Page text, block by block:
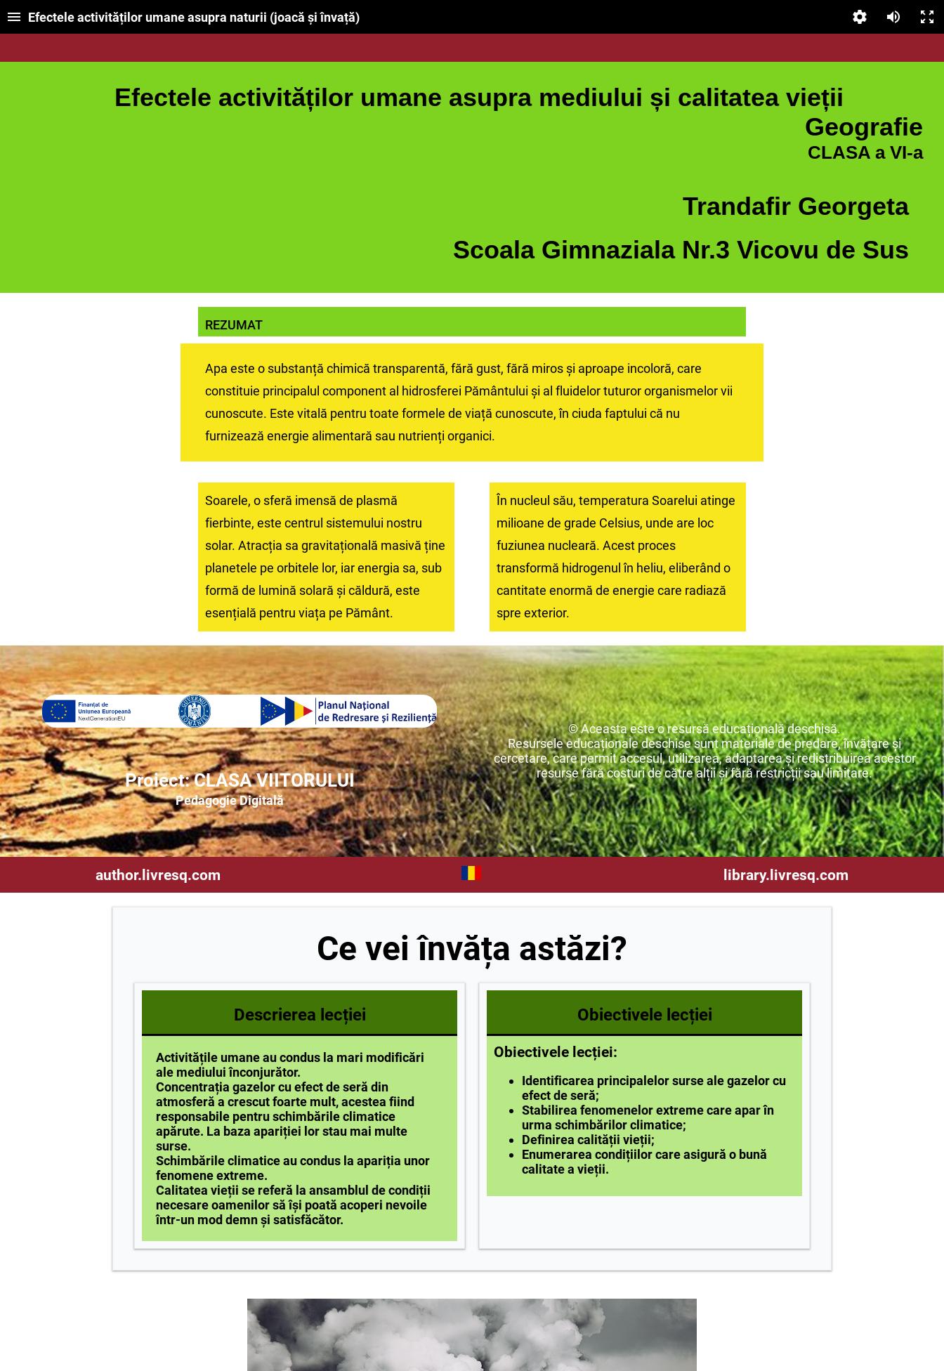
Efectele activităților umane asupra naturii (joacă și învață)
Efectele activităților umane asupra mediului și calitatea vieții
Geografie
CLASA a VI-a
Trandafir Georgeta
Scoala Gimnaziala Nr.3 Vicovu de Sus
REZUMAT
Apa este o substanță chimică transparentă, fără gust, fără miros și aproape incoloră, care
constituie principalul component al hidrosferei Pământului și al fluidelor tuturor organismelor vii
cunoscute. Este vitală pentru toate formele de viață cunoscute, în ciuda faptului că nu
furnizează energie alimentară sau nutrienți organici.
Soarele, o sferă imensă de plasmă
fierbinte, este centrul sistemului nostru
solar. Atracția sa gravitațională masivă ține
planetele pe orbitele lor, iar energia sa, sub
formă de lumină solară și căldură, este
esențială pentru viața pe Pământ.
În nucleul său, temperatura Soarelui atinge
milioane de grade Celsius, unde are loc
fuziunea nucleară. Acest proces
transformă hidrogenul în heliu, eliberând o
cantitate enormă de energie care radiază
spre exterior.
Proiect: CLASA VIITORULUI
Pedagogie Digitală
© Aceasta este o resursă educațională deschisă.
Resursele educaționale deschise sunt materiale de predare, învățare și
cercetare, care permit accesul, utilizarea, adaptarea și redistribuirea acestor
resurse fără costuri de către alții și fără restricții sau limitare.
author.livresq.com library.livresq.com
Ce vei învăța astăzi?
Descrierea lecției
Activitățile umane au condus la mari modificări
ale mediului înconjurător.
Concentrația gazelor cu efect de seră din
atmosferă a crescut foarte mult, acestea fiind
responsabile pentru schimbările climatice
apărute. La baza apariției lor stau mai multe
surse.
Schimbările climatice au condus la apariția unor
fenomene extreme.
Calitatea vieții se referă la ansamblul de condiții
necesare oamenilor să își poată acoperi nevoile
într-un mod demn și satisfăcător.
Obiectivele lecției
Obiectivele lecției:
Identificarea principalelor surse ale gazelor cu
efect de seră;
Stabilirea fenomenelor extreme care apar în
urma schimbărilor climatice;
Definirea calității vieții;
Enumerarea condițiilor care asigură o bună
calitate a vieții.